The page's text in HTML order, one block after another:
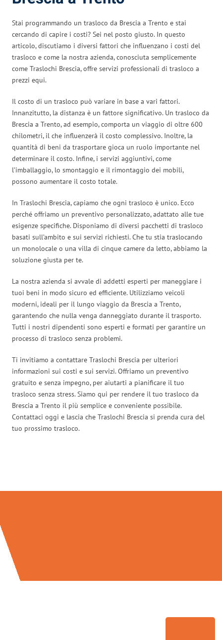
Stai programmando un trasloco da Brescia a Trento e stai
cercando di capire i costi? Sei nel posto giusto. In questo
articolo, discutiamo i diversi fattori che influenzano i costi del
trasloco e come la nostra azienda, conosciuta semplicemente
come Traslochi Brescia, offre servizi professionali di trasloco a
prezzi equi.
Il costo di un trasloco può variare in base a vari fattori.
Innanzitutto, la distanza è un fattore significativo. Un trasloco da
Brescia a Trento, ad esempio, comporta un viaggio di oltre 600
chilometri, il che influenzerà il costo complessivo. Inoltre, la
quantità di beni da trasportare gioca un ruolo importante nel
determinare il costo. Infine, i servizi aggiuntivi, come
l’imballaggio, lo smontaggio e il rimontaggio dei mobili,
possono aumentare il costo totale.
In Traslochi Brescia, capiamo che ogni trasloco è unico. Ecco
perché offriamo un preventivo personalizzato, adattato alle tue
esigenze specifiche. Disponiamo di diversi pacchetti di trasloco
basati sull’ambito e sui servizi richiesti. Che tu stia traslocando
un monolocale o una villa di cinque camere da letto, abbiamo la
soluzione giusta per te.
La nostra azienda si avvale di addetti esperti per maneggiare i
tuoi beni in modo sicuro ed efficiente. Utilizziamo veicoli
moderni, ideali per il lungo viaggio da Brescia a Trento,
garantendo che nulla venga danneggiato durante il trasporto.
Tutti i nostri dipendenti sono esperti e formati per garantire un
processo di trasloco senza problemi.
Ti invitiamo a contattare Traslochi Brescia per ulteriori
informazioni sui costi e sui servizi. Offriamo un preventivo
gratuito e senza impegno, per aiutarti a pianificare il tuo
trasloco senza stress. Siamo qui per rendere il tuo trasloco da
Brescia a Trento il più semplice e conveniente possibile.
Contattaci oggi e lascia che Traslochi Brescia si prenda cura del
tuo prossimo trasloco.